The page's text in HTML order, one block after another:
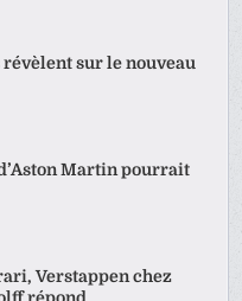
révèlent sur le nouveau
Martin pourrait
Verstappen chez
répond